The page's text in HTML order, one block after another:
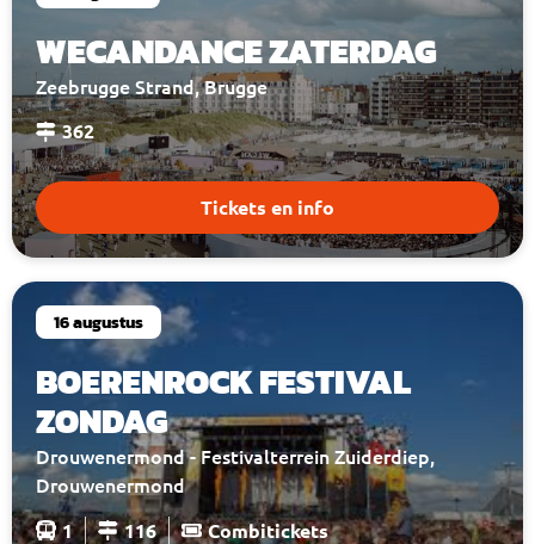
WECANDANCE ZATERDAG
Zeebrugge Strand, Brugge
362
Tickets en info
16 augustus
BOERENROCK FESTIVAL
ZONDAG
Drouwenermond - Festivalterrein Zuiderdiep,
Drouwenermond
1 116 Combitickets